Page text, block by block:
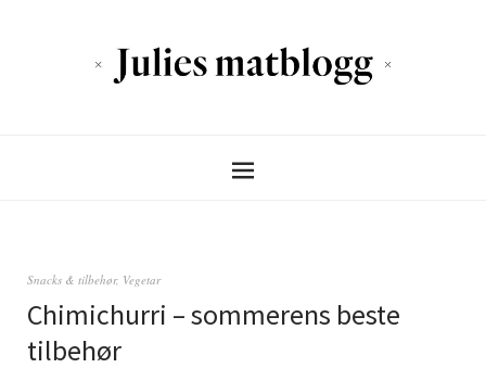
Snacks & tilbehør, Vegetar
Chimichurri – sommerens beste
tilbehør